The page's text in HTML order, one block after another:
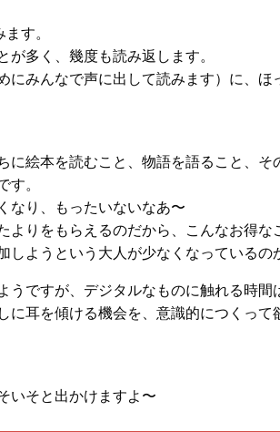
す。
多く、幾度も読み返します。
みんなで声に出して読みます）に、ほ
に絵本を読むこと、物語を語ること、そ
す。
なり、もったいないなあ〜
よりをもらえるのだから、こんなお得な
しようという大人が少なくなっているの
うですが、デジタルなものに触れる時間
耳を傾ける機会を、意識的につくって
いそと出かけますよ〜